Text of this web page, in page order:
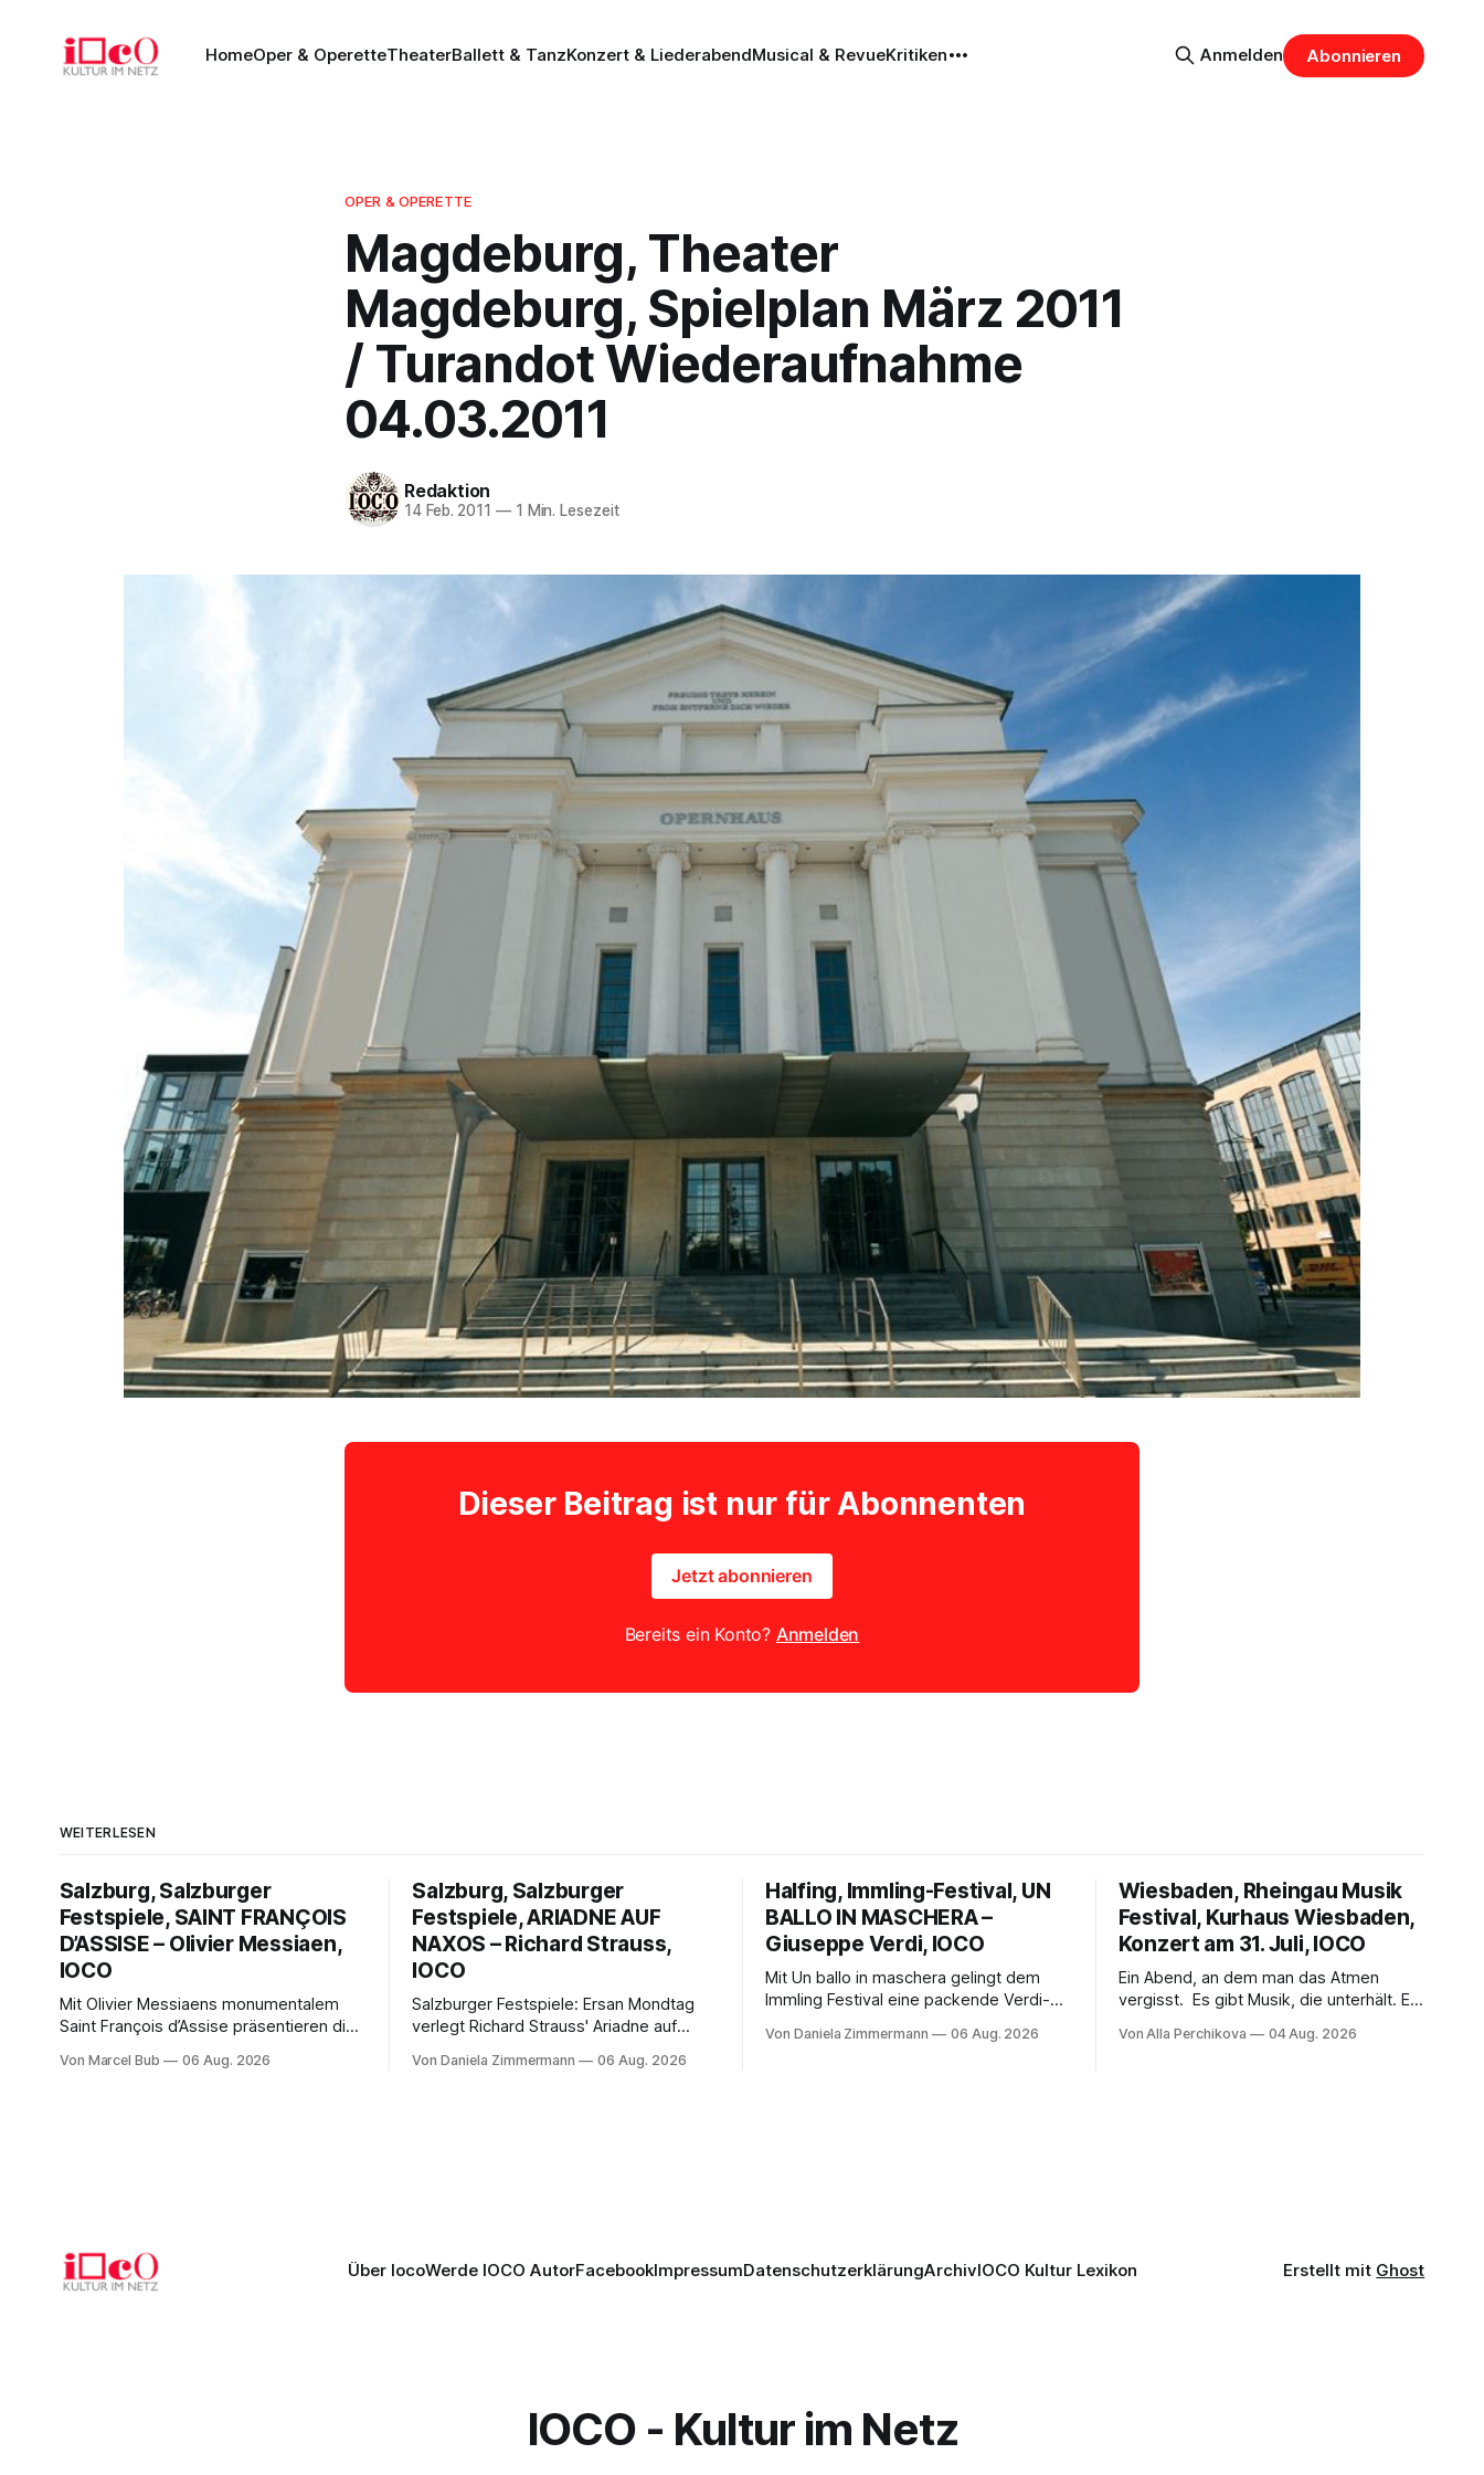
HomeOper & OperetteTheaterBallett & TanzKonzert & LiederabendMusical & RevueKritiken Anmelden Abonnieren
OPER & OPERETTE
Magdeburg, Theater
Magdeburg, Spielplan März 2011
/ Turandot Wiederaufnahme
04.03.2011
Redaktion
14 Feb. 2011 —1 Min. Lesezeit
Dieser Beitrag ist nur für Abonnenten
Jetzt abonnieren
Bereits ein Konto? Anmelden
WEITERLESEN
Salzburg, Salzburger
Festspiele, SAINT FRANÇOIS
D’ASSISE – Olivier Messiaen,
IOCO
Mit Olivier Messiaens monumentalem
Saint François d’Assise präsentieren die
außergewöhnlichen Opernabend.
Von Marcel Bub 06 Aug. 2026
Salzburg, Salzburger
Festspiele, ARIADNE AUF
NAXOS – Richard Strauss,
IOCO
Salzburger Festspiele: Ersan Mondtag
verlegt Richard Strauss' Ariadne auf
Science-Fiction mit Opernklassik.
Von Daniela Zimmermann 06 Aug. 2026
Halfing, Immling-Festival, UN
BALLO IN MASCHERA –
Giuseppe Verdi, IOCO
Mit Un ballo in maschera gelingt dem
Immling Festival eine packende Verdi-
Wirklichkeit. Verena von Kerssenbrock
Von Daniela Zimmermann 06 Aug. 2026
Wiesbaden, Rheingau Musik
Festival, Kurhaus Wiesbaden,
Konzert am 31. Juli, IOCO
Ein Abend, an dem man das Atmen
vergisst. Es gibt Musik, die unterhält. Es
Musik, nach der man minutenlang kein
Von Alla Perchikova 04 Aug. 2026
Über IocoWerde IOCO AutorFacebookImpressumDatenschutzerklärungArchivIOCO Kultur Lexikon Erstellt mit Ghost
IOCO - Kultur im Netz